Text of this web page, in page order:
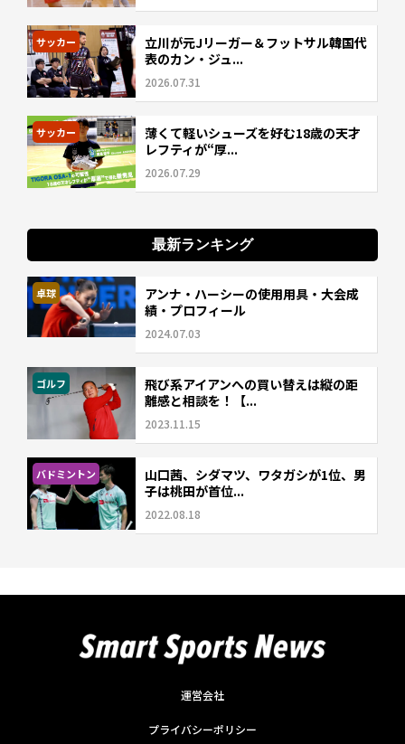
サッカー
立川が元Jリーガー＆フットサル韓国代
表のカン・ジュ...
2026.07.31
サッカー
薄くて軽いシューズを好む18歳の天才
レフティが“厚...
2026.07.29
最新ランキング
卓球
アンナ・ハーシーの使用用具・大会成
績・プロフィール
2024.07.03
ゴルフ
飛び系アイアンへの買い替えは縦の距
離感と相談を！【...
2023.11.15
バドミントン
山口茜、シダマツ、ワタガシが1位、男
子は桃田が首位...
2022.08.18
運営会社
プライバシーポリシー